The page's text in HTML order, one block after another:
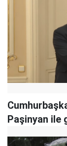
Paşinyan ile